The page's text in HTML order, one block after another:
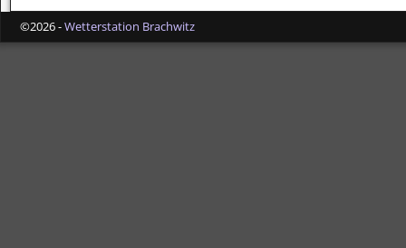
©2026 -Wetterstation Brachwitz